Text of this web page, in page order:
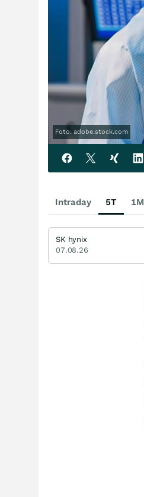
Foto: adobe.stock.com
Intraday 5T 1M
SK hynix
07.08.26